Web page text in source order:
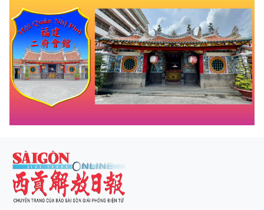
西贡解放报网版权所有
由越南新闻与传播部所属报刊局于2023年09月06日 签发第26/GP-CBC号许可
副总编辑: 阮玉英、范文长、裴氏红霜、张德义、范氏云英、杨文光、阮德显、
阮克强、陈嘉宝
主编: 阮玉英
社址: 胡志明市棋盘坊阮氏明开街432-434号
总台: (028) 39294091 - 转 060